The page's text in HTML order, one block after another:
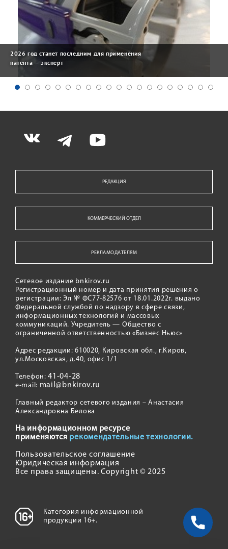
2026 год станет последним для применения
патента — эксперт
РЕДАКЦИЯ
КОММЕРЧЕСКИЙ ОТДЕЛ
РЕКЛАМОДАТЕЛЯМ
Сетевое издание bnkirov.ru
Регистрационный номер и дата принятия решения о
регистрации: Эл № ФС77-82576 от 18.01.2022г. выдано
Федеральной службой по надзору в сфере связи,
информационных технологий и массовых
коммуникаций. Учредитель — Общество с
ограниченной ответственностью «Бизнес Ньюс»
Адрес редакции: 610020, Кировская обл., г.Киров,
ул.Московская, д.40, офис 1/1
Телефон:41-04-28
e-mail: mail@bnkirov.ru
Главный редактор сетевого издания – Анастасия
Александровна Белова
На информационном ресурсе
применяются рекомендательные технологии.
Пользовательское соглашение
Юридическая информация
Все права защищены. Copyright © 2025
Категория информационной
продукции 16+.